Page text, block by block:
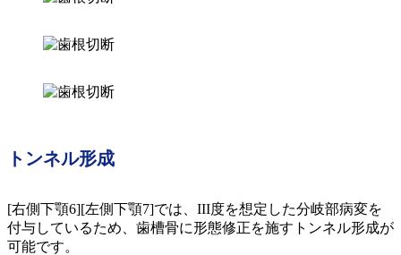
トンネル形成
[右側下顎6][左側下顎7]では、III度を想定した分岐部病変を
付与しているため、歯槽骨に形態修正を施すトンネル形成が
可能です。